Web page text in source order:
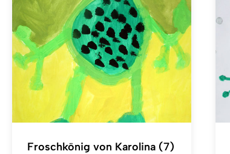
Froschkönig von Karolina (7)